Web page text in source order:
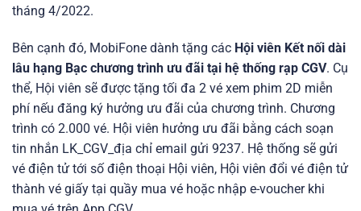
tháng 4/2022.
Bên cạnh đó, MobiFone dành tặng các Hội viên Kết nối dài
lâu hạng Bạc chương trình ưu đãi tại hệ thống rạp CGV. Cụ
thể, Hội viên sẽ được tặng tối đa 2 vé xem phim 2D miễn
phí nếu đăng ký hưởng ưu đãi của chương trình. Chương
trình có 2.000 vé. Hội viên hưởng ưu đãi bằng cách soạn
tin nhắn LK_CGV_địa chỉ email gửi 9237. Hệ thống sẽ gửi
vé điện tử tới số điện thoại Hội viên, Hội viên đổi vé điện tử
thành vé giấy tại quầy mua vé hoặc nhập e-voucher khi